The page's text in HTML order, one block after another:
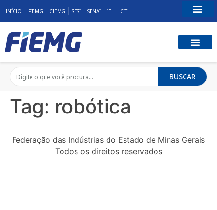
INÍCIO FIEMG CIEMG SESI SENAI IEL CIT
BUSCAR
Tag: robótica
Federação das Indústrias do Estado de Minas Gerais
Todos os direitos reservados